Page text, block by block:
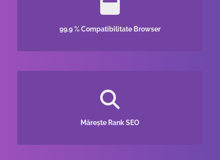
99.9 % Compatibilitate Browser
Mărește Rank SEO